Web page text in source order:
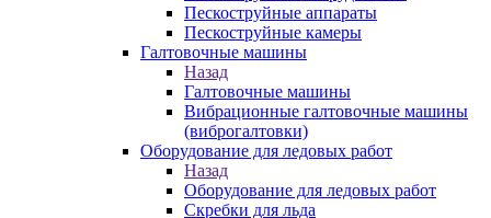
Пескоструйные аппараты
Пескоструйные камеры
Галтовочные машины
Назад
Галтовочные машины
Вибрационные галтовочные машины
(виброгалтовки)
Оборудование для ледовых работ
Назад
Оборудование для ледовых работ
Скребки для льда